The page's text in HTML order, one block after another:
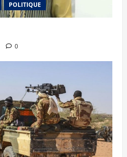
POLITIQUE
0